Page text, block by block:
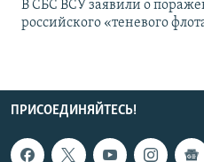
В СБС ВСУ заявили о
российского «теневого
ПРИСОЕДИНЯЙТЕСЬ!